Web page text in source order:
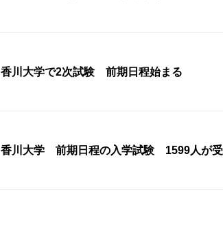
香川大学で2次試験 前期日程始まる
香川大学 前期日程の入学試験 1599人が